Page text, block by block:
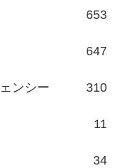
653
647
ンシー 310
11
34